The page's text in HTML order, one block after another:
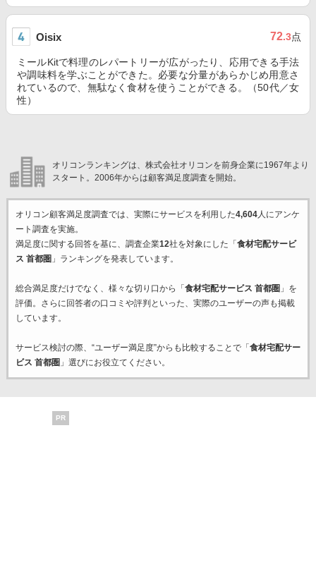
Oisix 72.3点
ミールKitで料理のレパートリーが広がったり、応用できる手法
や調味料を学ぶことができた。必要な分量があらかじめ用意さ
れているので、無駄なく食材を使うことができる。（50代／女
性）
オリコンランキングは、株式会社オリコンを前身企業に1967年より
スタート。2006年からは顧客満足度調査を開始。
オリコン顧客満足度調査では、実際にサービスを利用した4,604人にアンケ
ート調査を実施。
満足度に関する回答を基に、調査企業12社を対象にした「 食材宅配サービ
ス 首都圏 」ランキングを発表しています。
総合満足度だけでなく、様々な切り口から「 食材宅配サービス 首都圏 」を
評価。さらに回答者の口コミや評判といった、実際のユーザーの声も掲載
しています。
サービス検討の際、“ユーザー満足度”からも比較することで「 食材宅配サー
ビス 首都圏 」選びにお役立てください。
PR